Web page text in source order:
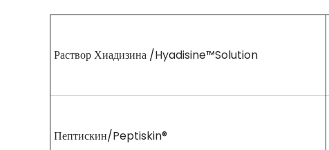
Раствор Хиадизина /Hyadisine™Solution
Пептискин/Peptiskin®